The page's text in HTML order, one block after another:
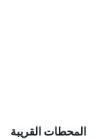
المحطات القريبة